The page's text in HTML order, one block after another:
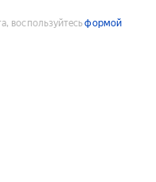
воспользуйтесьформой